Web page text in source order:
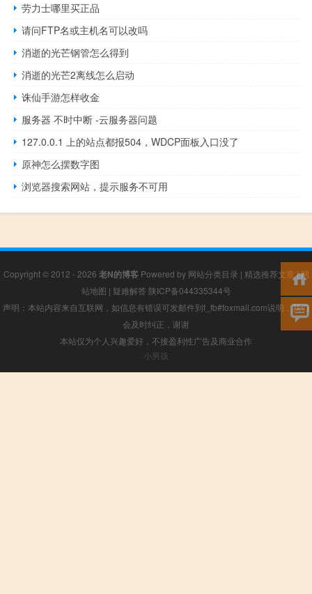
劳力士哪里买正品
请问FTP名或主机名可以改吗
消逝的光芒钢管怎么得到
消逝的光芒2离线怎么启动
诛仙手游怎样收金
服务器 不时中断 -云服务器问题
127.0.0.1 上的站点都报504，WDCP面板入口没了
原神怎么摆数字图
浏览器搜索网站，提示服务不可用
Copyright © 2012 - 2026 老N的博客Powered by 网站分类目录 | 精选推荐文章|网
站地图 | 疑难解答 陕ICP备044335344号
声明：本站内容来自互联网，如信息有错误可发邮件到f_fb#foxmail.com说明，我们
会及时纠正，谢谢
本站仅为个人兴趣爱好，不接盈利性广告及商业合作
小男孩